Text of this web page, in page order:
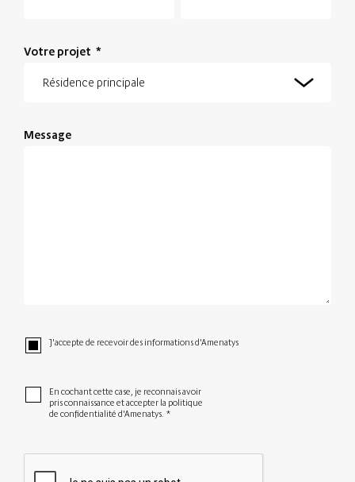
Votre projet *
Message
J'accepte de recevoir des informations d'Amenatys
En cochant cette case, je reconnais avoir
pris connaissance et accepter la politique
de confidentialité d'Amenatys. *